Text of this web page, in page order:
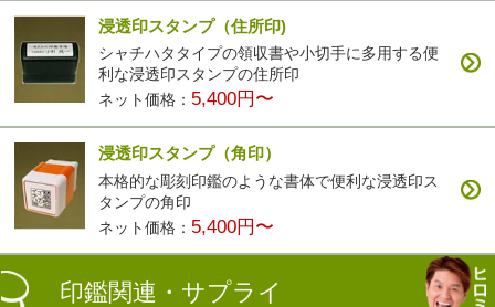
浸透印スタンプ（住所印)
シャチハタタイプの領収書や小切手に多用する便
利な浸透印スタンプの住所印
ネット価格： 5,400円〜
浸透印スタンプ（角印）
本格的な彫刻印鑑のような書体で便利な浸透印ス
タンプの角印
ネット価格： 5,400円〜
印鑑関連・サプライ